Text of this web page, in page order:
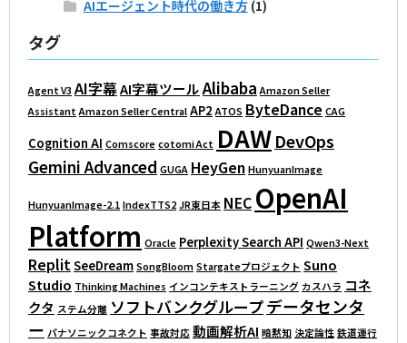
AIエージェント時代の働き方(1)
タグ
Agent V3 AI字幕AI字幕ツールAlibaba Amazon Seller
Assistant Amazon Seller Central AP2 ATOS ByteDance CAG
Cognition AI Comscore cotomi Act DAWDevOps
Gemini Advanced GUGA HeyGen HunyuanImage
HunyuanImage-2.1 IndexTTS2 JR東日本 NEC OpenAI
Platform Oracle Perplexity Search API Qwen3-Next
ReplitSeeDream SongBloom Stargateプロジェクト Suno
Studio Thinking Machines インコンテキストラーニング カスハラ コネ
クタ ステム分離 ソフトバンクグループデータセンタ
ー パナソニックコネクト 事故対応 動画解析AI 暗黙知 決定論性 鉄道運行